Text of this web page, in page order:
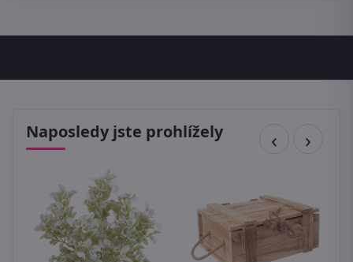
Naposledy jste prohlížely